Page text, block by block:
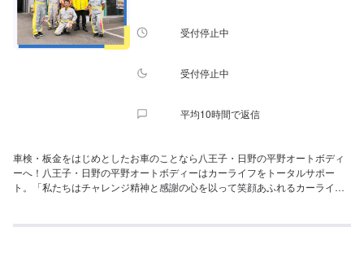
受付停止中
受付停止中
平均10時間で返信
車検・板金をはじめとしたお車のことなら八王子・日野の平野オートボディ
ーへ！八王子・日野の平野オートボディーはカーライフをトータルサポー
ト。「私たちはチャレンジ精神と感謝の心を以って笑顔あふれるカーライフ
す。この経営理念は事業目的であり、社会的意義であり、存在意義です。私